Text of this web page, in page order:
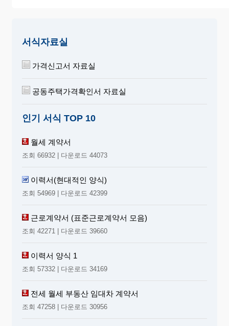
서식자료실
가격신고서 자료실
공동주택가격확인서 자료실
인기 서식 TOP 10
월세 계약서
조회 66932 | 다운로드 44073
이력서(현대적인 양식)
조회 54969 | 다운로드 42399
근로계약서 (표준근로계약서 모음)
조회 42271 | 다운로드 39660
이력서 양식 1
조회 57332 | 다운로드 34169
전세 월세 부동산 임대차 계약서
조회 47258 | 다운로드 30956